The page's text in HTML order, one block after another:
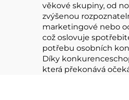
věkové skupiny, od
zvýšenou
marketingové nebo
což oslovuje
potřebu osobních
Díky
která překonává